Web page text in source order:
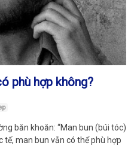
phù hợp không?
băn khoăn: “Man bun (búi tóc)
tế, man bun vẫn có thể phù hợp